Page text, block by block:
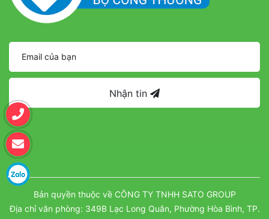
Nhận tin
Bản quyền thuộc về CÔNG TY TNHH SATO GROUP
Địa chỉ văn phòng: 349B Lạc Long Quân, Phường Hòa Bình, TP.